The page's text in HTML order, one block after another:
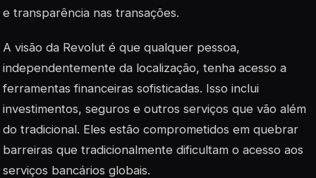
e transparência nas transações.
A visão da Revolut é que qualquer pessoa,
independentemente da localização, tenha acesso a
ferramentas financeiras sofisticadas. Isso inclui
investimentos, seguros e outros serviços que vão além
do tradicional. Eles estão comprometidos em quebrar
barreiras que tradicionalmente dificultam o acesso aos
serviços bancários globais.